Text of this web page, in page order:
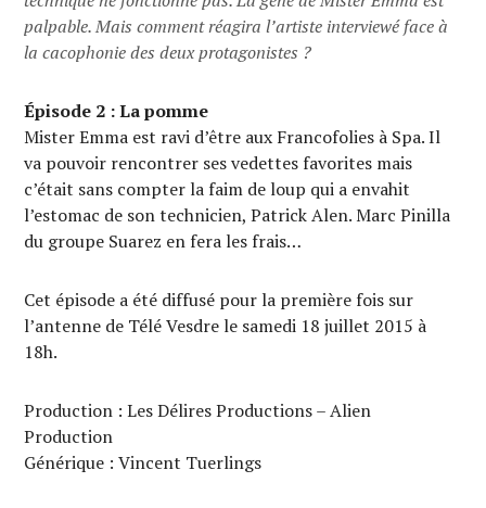
palpable. Mais comment réagira l’artiste interviewé face à
la cacophonie des deux protagonistes ?
Épisode 2 : La pomme
Mister Emma est ravi d’être aux Francofolies à Spa. Il
va pouvoir rencontrer ses vedettes favorites mais
c’était sans compter la faim de loup qui a envahit
l’estomac de son technicien, Patrick Alen. Marc Pinilla
du groupe Suarez en fera les frais…
Cet épisode a été diffusé pour la première fois sur
l’antenne de Télé Vesdre le samedi 18 juillet 2015 à
18h.
Production : Les Délires Productions – Alien
Production
Générique : Vincent Tuerlings